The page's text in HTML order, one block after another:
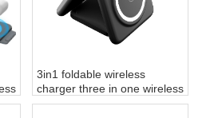
3in1 foldable wireless
charger three in one wireless
charger customization fast